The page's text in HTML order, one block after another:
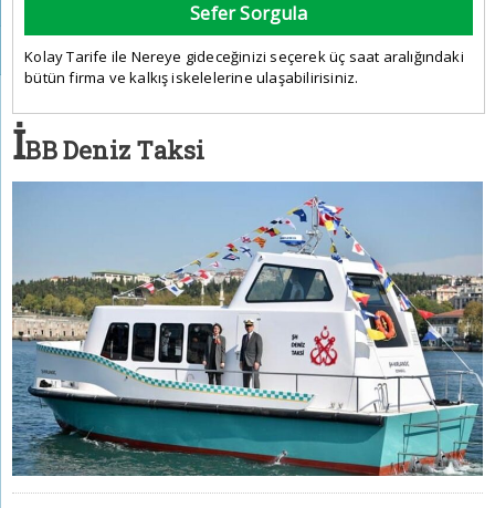
Sefer Sorgula
Kolay Tarife ile Nereye gideceğinizi seçerek üç saat aralığındaki
bütün firma ve kalkış iskelelerine ulaşabilirisiniz.
İBB Deniz Taksi